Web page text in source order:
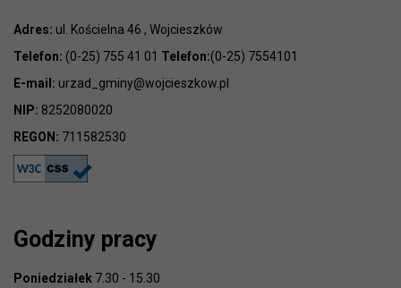
Adres: ul. Kościelna 46 , Wojcieszków
Telefon: (0-25) 755 41 01 Telefon:(0-25) 7554101
E-mail: urzad_gminy@wojcieszkow.pl
NIP: 8252080020
REGON: 711582530
Godziny pracy
Poniedziałek 7.30 - 15.30